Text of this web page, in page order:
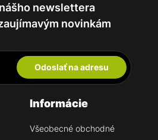
newslettera
novinkám
Odoslať na adresu
Informácie
Všeobecné obchodné